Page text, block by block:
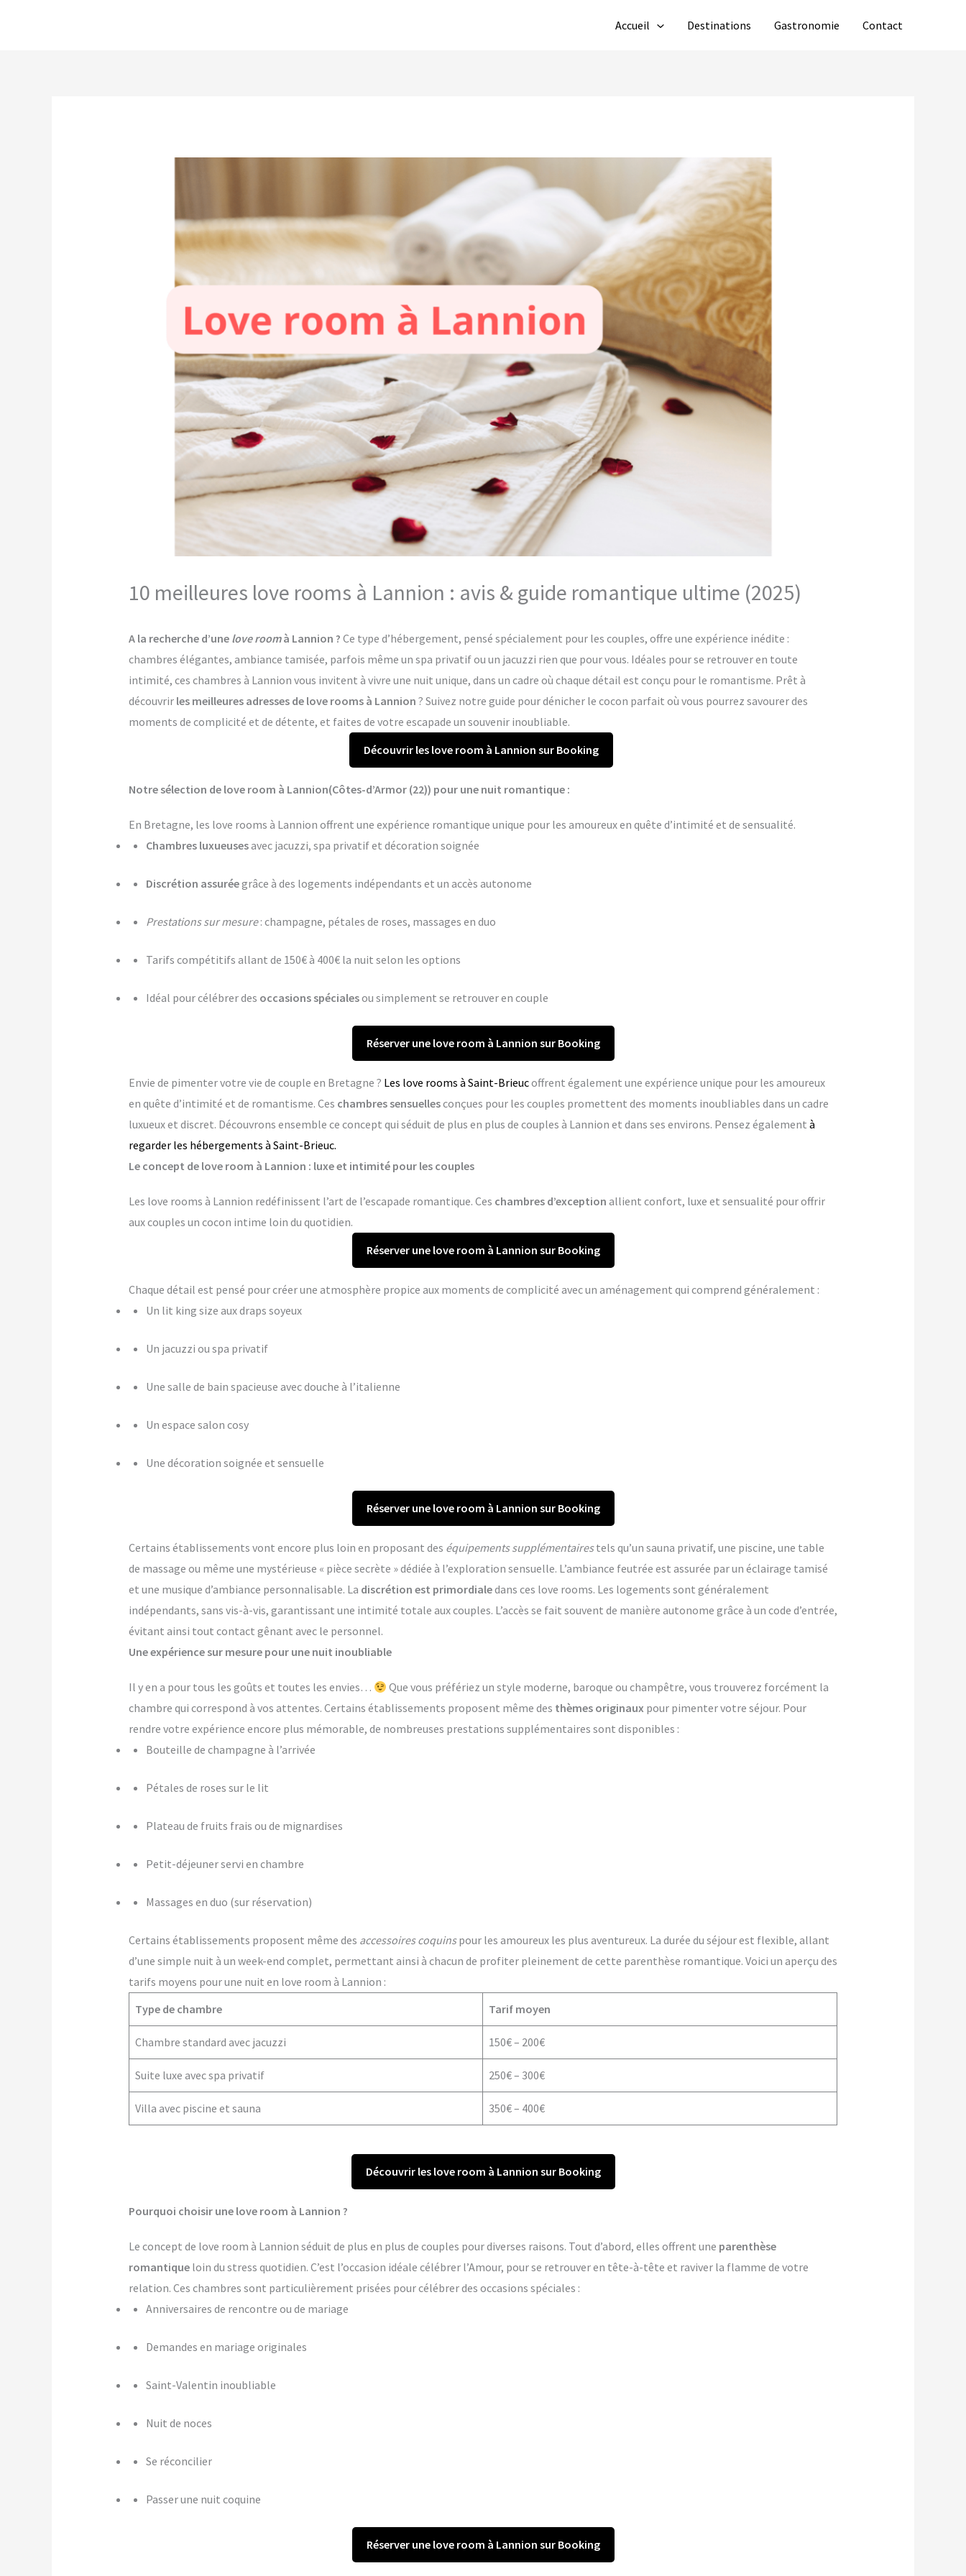
Accueil Destinations Gastronomie Contact
10 meilleures love rooms à Lannion : avis & guide romantique ultime (2025)
A la recherche d’une love roomà Lannion ? Ce type d’hébergement, pensé spécialement pour les couples, offre une expérience inédite :
chambres élégantes, ambiance tamisée, parfois même un spa privatif ou un jacuzzi rien que pour vous. Idéales pour se retrouver en toute
intimité, ces chambres à Lannion vous invitent à vivre une nuit unique, dans un cadre où chaque détail est conçu pour le romantisme. Prêt à
découvrir les meilleures adresses de love rooms à Lannion ? Suivez notre guide pour dénicher le cocon parfait où vous pourrez savourer des
moments de complicité et de détente, et faites de votre escapade un souvenir inoubliable.
Découvrir les love room à Lannion sur Booking
Notre sélection de love room à Lannion(Côtes-d’Armor (22)) pour une nuit romantique :
En Bretagne, les love rooms à Lannion offrent une expérience romantique unique pour les amoureux en quête d’intimité et de sensualité.
Chambres luxueusesavec jacuzzi, spa privatif et décoration soignée
Discrétion assuréegrâce à des logements indépendants et un accès autonome
Prestations sur mesure: champagne, pétales de roses, massages en duo
Tarifs compétitifs allant de 150€ à 400€ la nuit selon les options
Idéal pour célébrer des occasions spécialesou simplement se retrouver en couple
Réserver une love room à Lannion sur Booking
Envie de pimenter votre vie de couple en Bretagne ? Les love rooms à Saint-Brieucoffrent également une expérience unique pour les amoureux
en quête d’intimité et de romantisme. Ces chambres sensuellesconçues pour les couples promettent des moments inoubliables dans un cadre
luxueux et discret. Découvrons ensemble ce concept qui séduit de plus en plus de couples à Lannion et dans ses environs. Pensez également à
regarder les hébergements à Saint-Brieuc.
Le concept de love room à Lannion : luxe et intimité pour les couples
Les love rooms à Lannion redéfinissent l’art de l’escapade romantique. Ces chambres d’exception allient confort, luxe et sensualité pour offrir
aux couples un cocon intime loin du quotidien.
Réserver une love room à Lannion sur Booking
Chaque détail est pensé pour créer une atmosphère propice aux moments de complicité avec un aménagement qui comprend généralement :
Un lit king size aux draps soyeux
Un jacuzzi ou spa privatif
Une salle de bain spacieuse avec douche à l’italienne
Un espace salon cosy
Une décoration soignée et sensuelle
Réserver une love room à Lannion sur Booking
Certains établissements vont encore plus loin en proposant des équipements supplémentairestels qu’un sauna privatif, une piscine, une table
de massage ou même une mystérieuse « pièce secrète » dédiée à l’exploration sensuelle. L’ambiance feutrée est assurée par un éclairage tamisé
et une musique d’ambiance personnalisable. La discrétion est primordialedans ces love rooms. Les logements sont généralement
indépendants, sans vis-à-vis, garantissant une intimité totale aux couples. L’accès se fait souvent de manière autonome grâce à un code d’entrée,
évitant ainsi tout contact gênant avec le personnel.
Une expérience sur mesure pour une nuit inoubliable
Il y en a pour tous les goûts et toutes les envies…
Que vous préfériez un style moderne, baroque ou champêtre, vous trouverez forcément la
chambre qui correspond à vos attentes. Certains établissements proposent même des thèmes originaux pour pimenter votre séjour. Pour
rendre votre expérience encore plus mémorable, de nombreuses prestations supplémentaires sont disponibles :
Bouteille de champagne à l’arrivée
Pétales de roses sur le lit
Plateau de fruits frais ou de mignardises
Petit-déjeuner servi en chambre
Massages en duo (sur réservation)
Certains établissements proposent même des accessoires coquinspour les amoureux les plus aventureux. La durée du séjour est flexible, allant
d’une simple nuit à un week-end complet, permettant ainsi à chacun de profiter pleinement de cette parenthèse romantique. Voici un aperçu des
tarifs moyens pour une nuit en love room à Lannion :
Type de chambre
Tarif moyen
Chambre standard avec jacuzzi 150€ – 200€
Suite luxe avec spa privatif 250€ – 300€
Villa avec piscine et sauna 350€ – 400€
Découvrir les love room à Lannion sur Booking
Pourquoi choisir une love room à Lannion ?
Le concept de love room à Lannion séduit de plus en plus de couples pour diverses raisons. Tout d’abord, elles offrent une parenthèse
romantiqueloin du stress quotidien. C’est l’occasion idéale célébrer l’Amour, pour se retrouver en tête-à-tête et raviver la flamme de votre
relation. Ces chambres sont particulièrement prisées pour célébrer des occasions spéciales :
Anniversaires de rencontre ou de mariage
Demandes en mariage originales
Saint-Valentin inoubliable
Nuit de noces
Se réconcilier
Passer une nuit coquine
Réserver une love room à Lannion sur Booking